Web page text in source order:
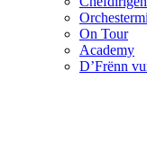
On Tour
Academy
D’Frënn